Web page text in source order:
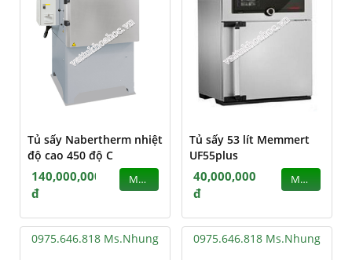
Tủ sấy Nabertherm nhiệt
độ cao 450 độ C
140,000,000
đ
MUA
Tủ sấy 53 lít Memmert
UF55plus
40,000,000
đ
MUA
0975.646.818 Ms.Nhung 0975.646.818 Ms.Nhung